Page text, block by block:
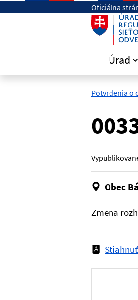
Preskočiť na hlavný obsahOficiálna
Úrad
Potvrdenia o
Obec
Zmena